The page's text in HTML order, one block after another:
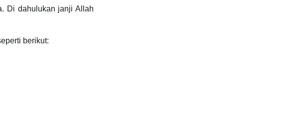
Di dahulukan janji Allah
berikut: